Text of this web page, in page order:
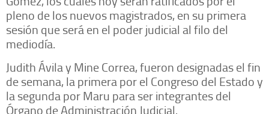
pleno de los nuevos magistrados, en su primera
sesión que será en el poder judicial al filo del
mediodía.
Judith Ávila y Mine Correa, fueron designadas el fin
de semana, la primera por el Congreso del Estado y
la segunda por Maru para ser integrantes del
Órgano de Administración Judicial.